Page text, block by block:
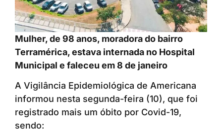
Mulher, de 98 anos, moradora do bairro
Terramérica, estava internada no Hospital
Municipal e faleceu em 8 de janeiro
A Vigilância Epidemiológica de Americana
informou nesta segunda-feira (10), que foi
registrado mais um óbito por Covid-19,
sendo: